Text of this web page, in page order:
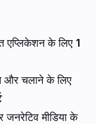
एप्लिकेशन के लिए 1
और चलाने के लिए
मीडिया के